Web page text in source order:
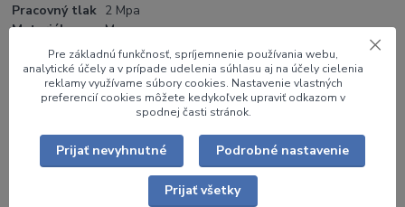
Pracovný tlak 2 Mpa
Materiál
Ms
Spojka D25
kompozit nebo zliatina Al
Tovar zaradený v kategóriách
HYDRANTOVÉ SYSTÉMY
Pre základnú funkčnosť, spríjemnenie používania webu,
analytické účely a v prípade udelenia súhlasu aj na účely cielenia
reklamy využívame súbory cookies. Nastavenie vlastných
preferencií cookies môžete kedykoľvek upraviť odkazom v
spodnej časti stránok.
Prijať nevyhnutné Podrobné nastavenie
Prijať všetky